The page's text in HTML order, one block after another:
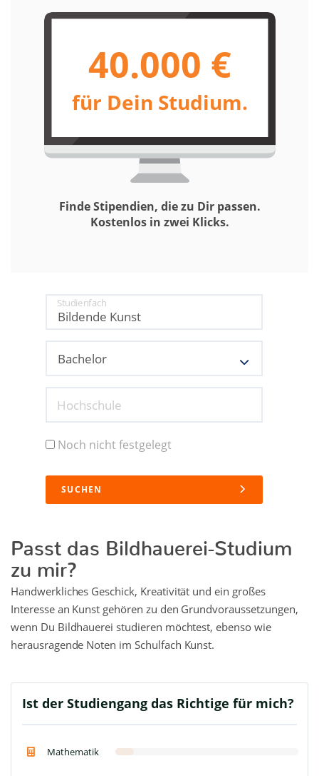
40.000 €
für Dein Studium.
Finde Stipendien, die zu Dir passen.
Kostenlos in zwei Klicks.
Studienfach
Hochschule
Noch nicht festgelegt
SUCHEN
Passt das Bildhauerei-Studium
zu mir?
Handwerkliches Geschick, Kreativität und ein großes
Interesse an Kunst gehören zu den Grundvoraussetzungen,
wenn Du Bildhauerei studieren möchtest, ebenso wie
herausragende Noten im Schulfach Kunst.
Ist der Studiengang das Richtige für mich?
Mathematik